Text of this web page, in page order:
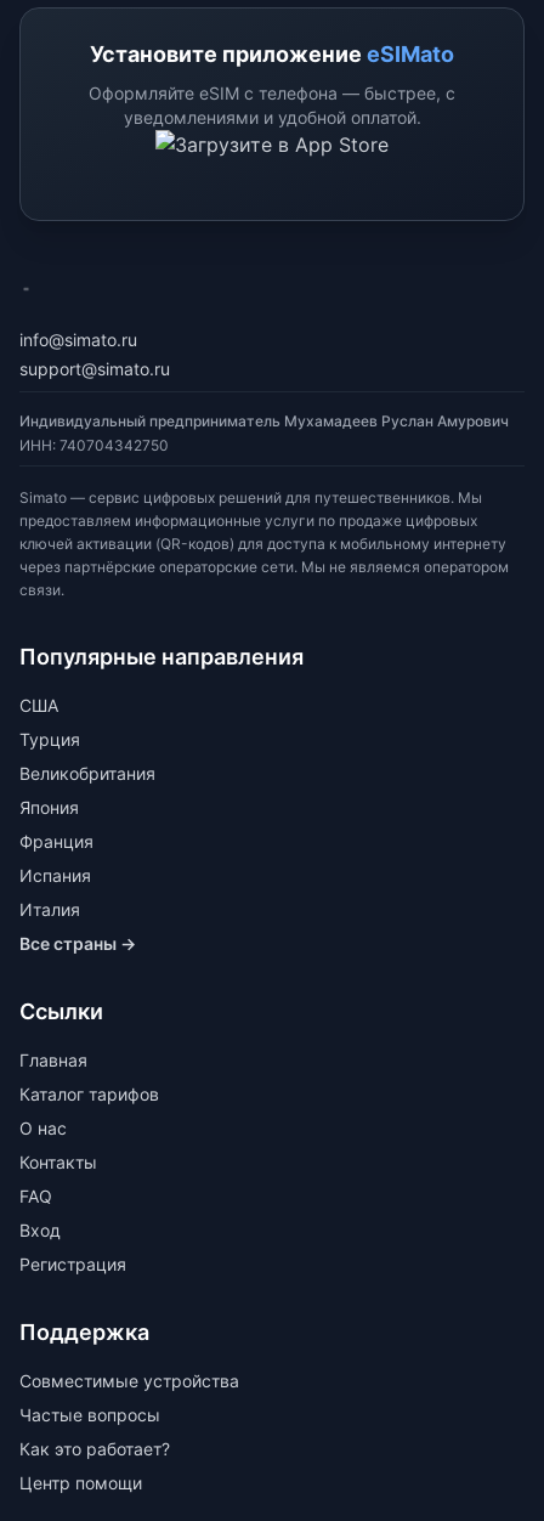
Установите приложение eSIMato
Оформляйте eSIM с телефона — быстрее, с
уведомлениями и удобной оплатой.
info@simato.ru
support@simato.ru
Индивидуальный предприниматель Мухамадеев Руслан Амурович
ИНН: 740704342750
Simato — сервис цифровых решений для путешественников. Мы
предоставляем информационные услуги по продаже цифровых
ключей активации (QR-кодов) для доступа к мобильному интернету
через партнёрские операторские сети. Мы не являемся оператором
связи.
Популярные направления
США
Турция
Великобритания
Япония
Франция
Испания
Италия
Все страны →
Ссылки
Главная
Каталог тарифов
О нас
Контакты
FAQ
Вход
Регистрация
Поддержка
Совместимые устройства
Частые вопросы
Как это работает?
Центр помощи